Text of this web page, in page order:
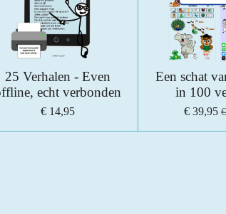
25 Verhalen - Even
echt verbonden
€ 14,95
Een schat
in 100
€ 39,95